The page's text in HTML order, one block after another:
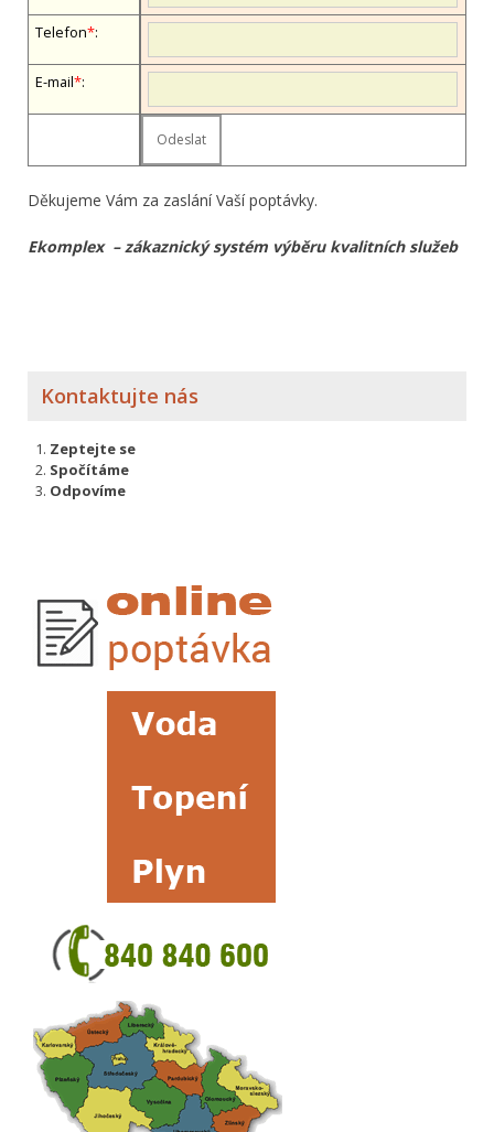
Telefon*:
E-mail*:
Děkujeme Vám za zaslání Vaší poptávky.
Ekomplex – zákaznický systém výběru kvalitních služeb
Kontaktujte nás
Zeptejte se
Spočítáme
Odpovíme